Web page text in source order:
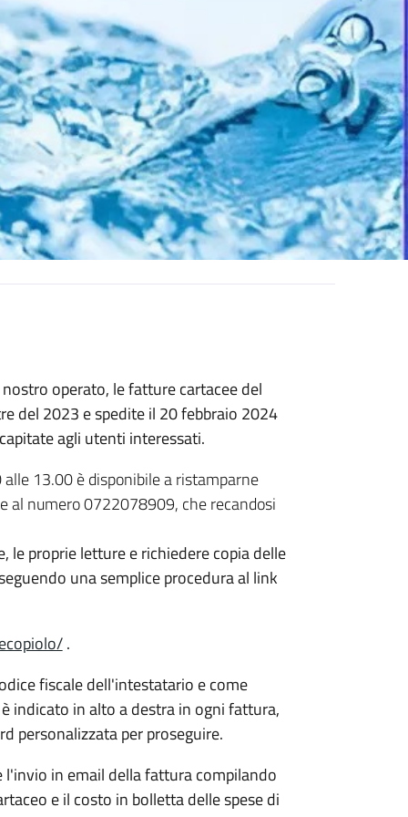
operato, le fatture cartacee del
del 2023 e spedite il 20 febbraio 2024
agli utenti interessati.
13.00 è disponibile a ristamparne
al numero 0722078909, che recandosi
le proprie letture e richiedere copia delle
una semplice procedura al link
.
fiscale dell'intestatario e come
indicato in alto a destra in ogni fattura,
personalizzata per proseguire.
in email della fattura compilando
e il costo in bolletta delle spese di